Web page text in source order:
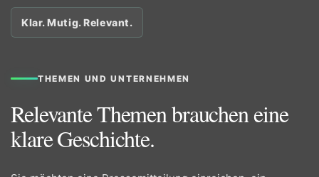
Klar. Mutig. Relevant.
THEMEN UND UNTERNEHMEN
Relevante Themen brauchen eine
klare Geschichte.